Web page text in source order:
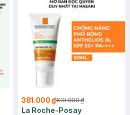
381.000 ₫610.000 ₫
La Roche-Posay